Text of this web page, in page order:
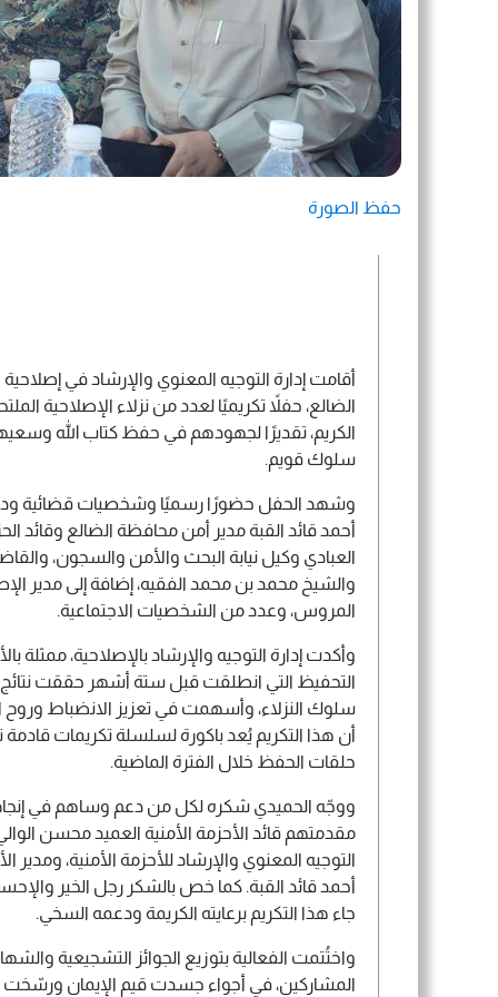
حفظ الصورة
أقامت إدارة التوجيه المعنوي والإرشاد في
الضالع، حفلاً تكريميًا لعدد من نزلاء الإصلاحية
الكريم، تقديرًا لجهودهم في حفظ كتاب الله
سلوك قويم.
وشهد الحفل حضورًا رسميًا وشخصيات قضائية
أحمد قائد القبة مدير أمن محافظة الضالع وقائد
العبادي وكيل نيابة البحث والأمن والسجون،
والشيخ محمد بن محمد الفقيه، إضافة إلى مدير
المروس، وعدد من الشخصيات الاجتماعية.
وأكدت إدارة التوجيه والإرشاد بالإصلاحية، ممثلة
التحفيظ التي انطلقت قبل ستة أشهر حققت نتائج
سلوك النزلاء، وأسهمت في تعزيز الانضباط وروح
أن هذا التكريم يُعد باكورة لسلسلة تكريمات
حلقات الحفظ خلال الفترة الماضية.
ووجّه الحميدي شكره لكل من دعم وساهم في
مقدمتهم قائد الأحزمة الأمنية العميد محسن
التوجيه المعنوي والإرشاد للأحزمة الأمنية، ومدير
أحمد قائد القبة. كما خص بالشكر رجل الخير
جاء هذا التكريم برعايته الكريمة ودعمه السخي.
واختُتمت الفعالية بتوزيع الجوائز التشجيعية
المشاركين، في أجواء جسدت قيم الإيمان ورسّخت